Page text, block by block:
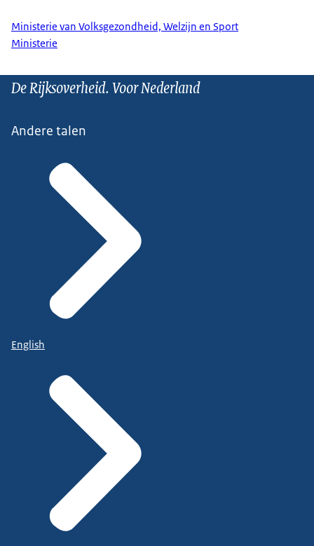
Ministerie van Volksgezondheid, Welzijn en Sport
Ministerie
De Rijksoverheid. Voor Nederland
Andere talen
English